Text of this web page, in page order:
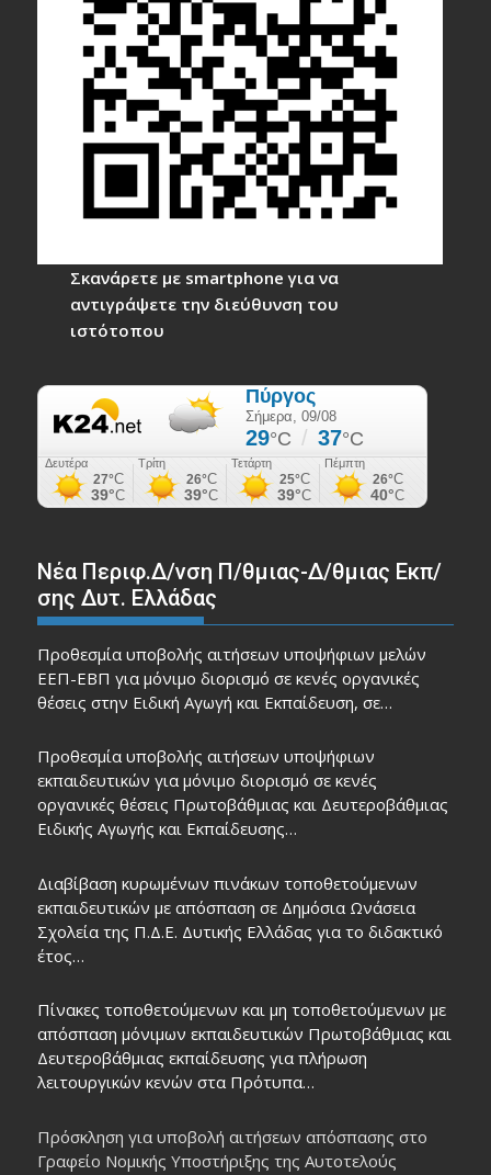
Σκανάρετε με smartphone για να
αντιγράψετε την διεύθυνση του
ιστότοπου
Νέα Περιφ.Δ/νση Π/θμιας-Δ/θμιας Εκπ/
σης Δυτ. Ελλάδας
Προθεσμία υποβολής αιτήσεων υποψήφιων μελών
ΕΕΠ-ΕΒΠ για μόνιμο διορισμό σε κενές οργανικές
θέσεις στην Ειδική Αγωγή και Εκπαίδευση, σε…
Προθεσμία υποβολής αιτήσεων υποψήφιων
εκπαιδευτικών για μόνιμο διορισμό σε κενές
οργανικές θέσεις Πρωτοβάθμιας και Δευτεροβάθμιας
Ειδικής Αγωγής και Εκπαίδευσης…
Διαβίβαση κυρωμένων πινάκων τοποθετούμενων
εκπαιδευτικών με απόσπαση σε Δημόσια Ωνάσεια
Σχολεία της Π.Δ.Ε. Δυτικής Ελλάδας για το διδακτικό
έτος…
Πίνακες τοποθετούμενων και μη τοποθετούμενων με
απόσπαση μόνιμων εκπαιδευτικών Πρωτοβάθμιας και
Δευτεροβάθμιας εκπαίδευσης για πλήρωση
λειτουργικών κενών στα Πρότυπα…
Πρόσκληση για υποβολή αιτήσεων απόσπασης στο
Γραφείο Νομικής Υποστήριξης της Αυτοτελούς